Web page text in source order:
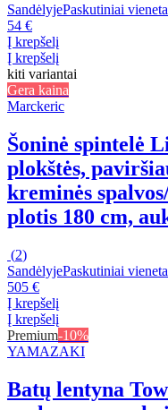
SandėlyjePaskutiniai
54 €
Į krepšelį
Į krepšelį
kiti variantai
Gera kaina
Marckeric
Šoninė spintelė
plokštės,
kreminės
plotis 180 cm,
(2)
SandėlyjePaskutiniai
505 €
Į krepšelį
Į krepšelį
Premium-10%
YAMAZAKI
Batų lentyna